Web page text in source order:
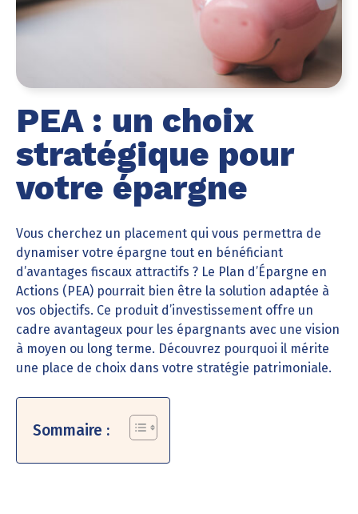
PEA : un choix
stratégique pour
votre épargne
Vous cherchez un placement qui vous permettra de
dynamiser votre épargne tout en bénéficiant
d’avantages fiscaux attractifs ? Le Plan d’Épargne en
Actions (PEA) pourrait bien être la solution adaptée à
vos objectifs. Ce produit d’investissement offre un
cadre avantageux pour les épargnants avec une vision
à moyen ou long terme. Découvrez pourquoi il mérite
une place de choix dans votre stratégie patrimoniale.
Sommaire :